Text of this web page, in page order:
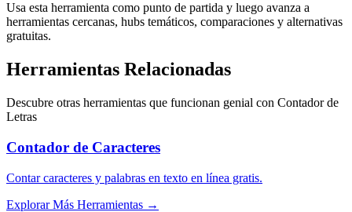
Usa esta herramienta como punto de partida y luego avanza a
herramientas cercanas, hubs temáticos, comparaciones y alternativas
gratuitas.
Herramientas Relacionadas
Descubre otras herramientas que funcionan genial con Contador de
Letras
Contador de Caracteres
Contar caracteres y palabras en texto en línea gratis.
Explorar Más Herramientas →